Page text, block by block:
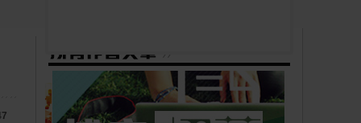
F for fighting: 最好，最
壞，繼續抗爭